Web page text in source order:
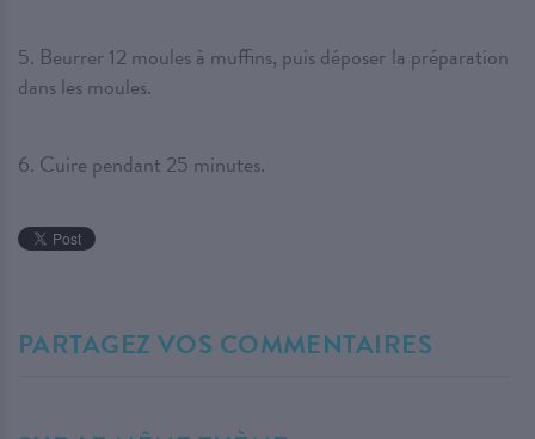
5. Beurrer 12 moules à muffins, puis déposer la préparation
dans les moules.
6. Cuire pendant 25 minutes.
PARTAGEZ VOS COMMENTAIRES